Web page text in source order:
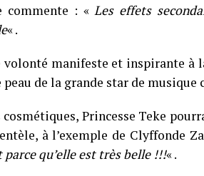
commente : «Les effets
« .
manifeste et inspirante à
de la grande star de
Princesse Teke
à l’exemple de Clyffonde
parce qu’elle est très belle !!!« .